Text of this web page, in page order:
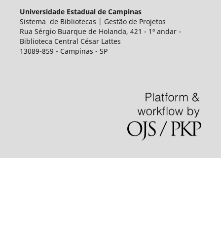
Universidade Estadual de Campinas
Sistema de Bibliotecas | Gestão de Projetos
Rua Sérgio Buarque de Holanda, 421 - 1º andar -
Biblioteca Central César Lattes
13089-859 - Campinas - SP